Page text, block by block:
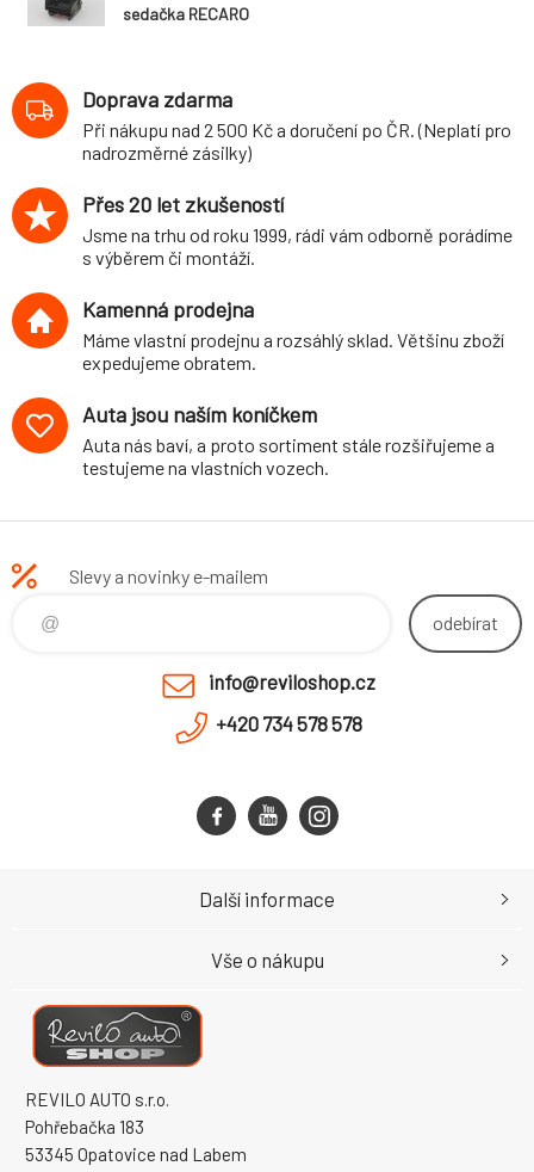
sedačka RECARO
černý Perlonvelur
Doprava zdarma
Při nákupu nad 2 500 Kč a doručení po ČR. (Neplatí pro
nadrozměrné zásilky)
Přes 20 let zkušeností
Jsme na trhu od roku 1999, rádi vám odborně porádíme
s výběrem či montáží.
Kamenná prodejna
Máme vlastní prodejnu a rozsáhlý sklad. Většinu zboží
expedujeme obratem.
Auta jsou naším koníčkem
Auta nás baví, a proto sortiment stále rozšiřujeme a
testujeme na vlastních vozech.
Slevy a novinky e-mailem
odebírat
info@reviloshop.cz
+420 734 578 578
REVILO AUTO s.r.o.
Pohřebačka 183
53345 Opatovice nad Labem
Další informace
Vše o nákupu